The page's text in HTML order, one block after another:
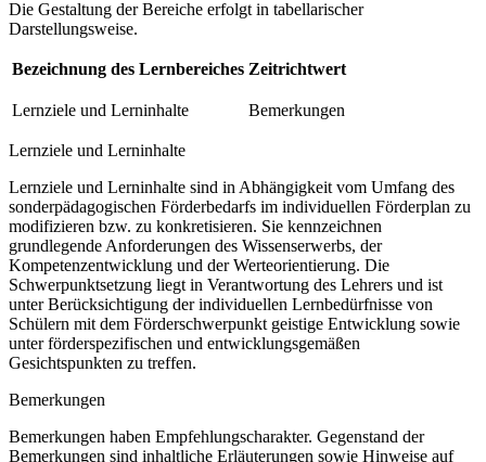
Die Gestaltung der Bereiche erfolgt in tabellarischer
Darstellungsweise.
Bezeichnung des Lernbereiches Zeitrichtwert
Lernziele und Lerninhalte Bemerkungen
Lernziele und Lerninhalte
Lernziele und Lerninhalte sind in Abhängigkeit vom Umfang des
sonderpädagogischen Förderbedarfs im individuellen Förderplan zu
modifizieren bzw. zu konkretisieren. Sie kennzeichnen
grundlegende Anforderungen des Wissenserwerbs, der
Kompetenzentwicklung und der Werteorientierung. Die
Schwerpunktsetzung liegt in Verantwortung des Lehrers und ist
unter Berücksichtigung der individuellen Lernbedürfnisse von
Schülern mit dem Förderschwerpunkt geistige Entwicklung sowie
unter förderspezifischen und entwicklungsgemäßen
Gesichtspunkten zu treffen.
Bemerkungen
Bemerkungen haben Empfehlungscharakter. Gegenstand der
Bemerkungen sind inhaltliche Erläuterungen sowie Hinweise auf